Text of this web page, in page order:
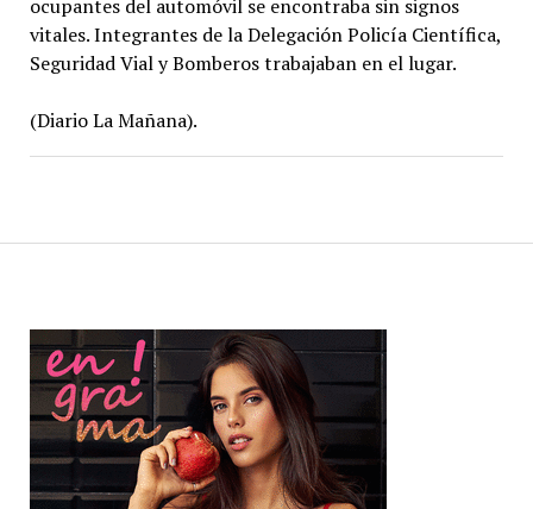
ocupantes del automóvil se encontraba sin signos
vitales. Integrantes de la Delegación Policía Científica,
Seguridad Vial y Bomberos trabajaban en el lugar.
(Diario La Mañana).